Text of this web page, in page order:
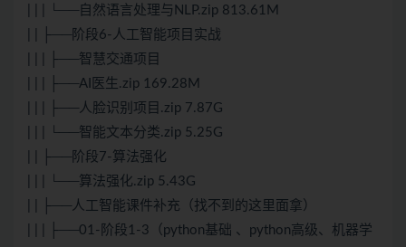
| | | └──自然语言处理与NLP.zip 813.61M
| | ├──阶段6-人工智能项目实战
| | | ├──智慧交通项目
| | | ├──AI医生.zip 169.28M
| | | ├──人脸识别项目.zip 7.87G
| | | └──智能文本分类.zip 5.25G
| | ├──阶段7-算法强化
| | | └──算法强化.zip 5.43G
| | ├──人工智能课件补充（找不到的这里面拿）
| | | ├──01-阶段1-3（python基础 、python高级、机器学